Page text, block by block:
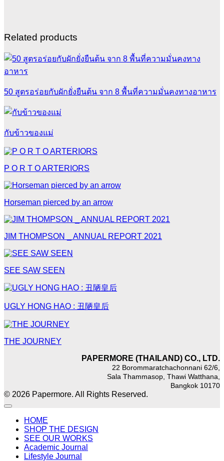
Related products
50 สูตรอร่อยกับผักยั่งยืนต้น จาก 8 พื้นที่ความมั่นคงทางอาหาร
กับข้าวของแม่
P O R T O ARTERIORS
Horseman pierced by an arrow
JIM THOMPSON _ ANNUAL REPORT 2021
SEE SAW SEEN
UGLY HONG HAO : 丑陋皇后
THE JOURNEY
PAPERMORE (THAILAND) CO., LTD.
22 Borommaratchachonnani 62/6,
Sala Thammasop, Thawi Watthana,
Bangkok 10170
© 2026 Papermore. All Rights Reserved.
HOME
SHOP THE DESIGN
SEE OUR WORKS
Academic Journal
Lifestyle Journal